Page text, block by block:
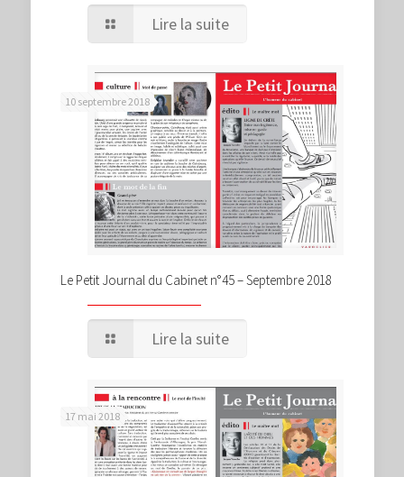
Lire la suite
10 septembre 2018
Le Petit Journal du Cabinet n°45 – Septembre 2018
Lire la suite
17 mai 2018